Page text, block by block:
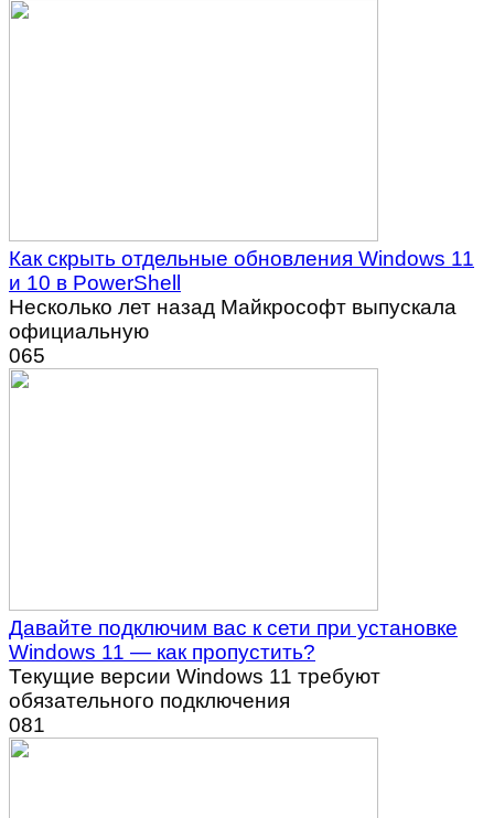
Как скрыть отдельные обновления Windows 11
и 10 в PowerShell
Несколько лет назад Майкрософт выпускала
официальную
065
Давайте подключим вас к сети при установке
Windows 11 — как пропустить?
Текущие версии Windows 11 требуют
обязательного подключения
081